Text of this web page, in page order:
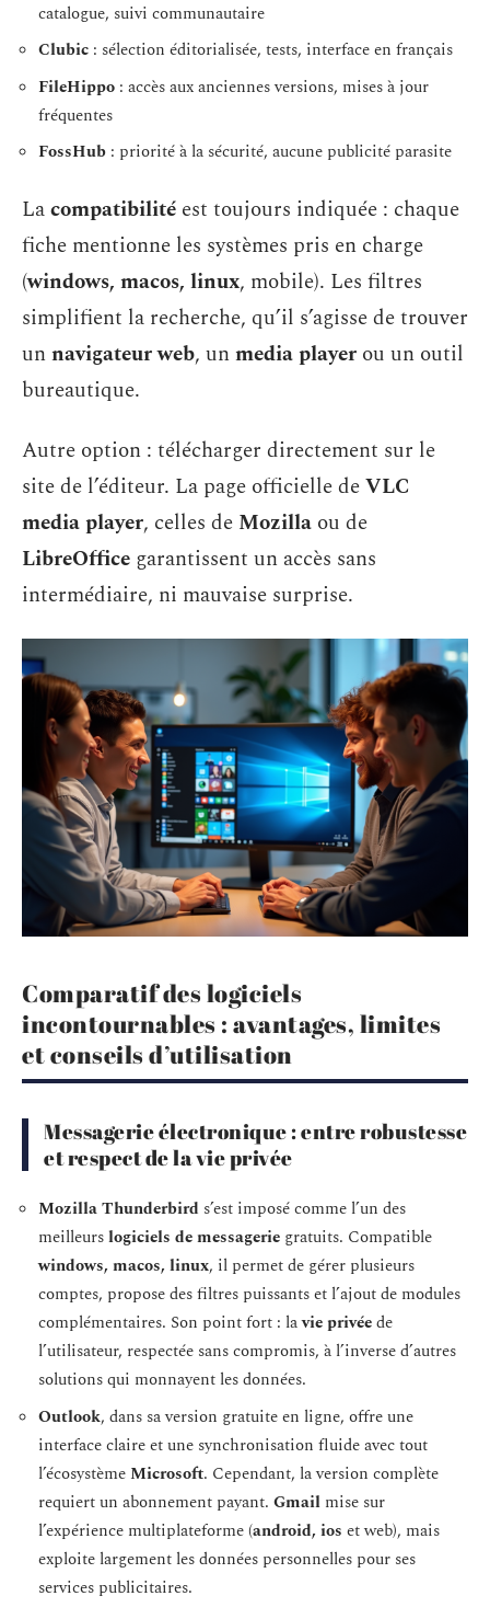
catalogue, suivi communautaire
Clubic : sélection éditorialisée, tests, interface en français
FileHippo : accès aux anciennes versions, mises à jour
fréquentes
FossHub : priorité à la sécurité, aucune publicité parasite
Lacompatibilité est toujours indiquée : chaque
fiche mentionne les systèmes pris en charge
(windows, macos, linux, mobile). Les filtres
simplifient la recherche, qu’il s’agisse de trouver
unnavigateur web, unmedia player ou un outil
bureautique.
Autre option : télécharger directement sur le
site de l’éditeur. La page officielle deVLC
media player, celles de Mozilla ou de
LibreOffice garantissent un accès sans
intermédiaire, ni mauvaise surprise.
Comparatif des logiciels
incontournables : avantages, limites
et conseils d’utilisation
Messagerie électronique : entre robustesse
et respect de la vie privée
Mozilla Thunderbird s’est imposé comme l’un des
meilleurslogiciels de messagerie gratuits. Compatible
windows, macos, linux, il permet de gérer plusieurs
comptes, propose des filtres puissants et l’ajout de modules
complémentaires. Son point fort : lavie privéede
l’utilisateur, respectée sans compromis, à l’inverse d’autres
solutions qui monnayent les données.
Outlook, dans sa version gratuite en ligne, offre une
interface claire et une synchronisation fluide avec tout
l’écosystèmeMicrosoft. Cependant, la version complète
requiert un abonnement payant. Gmail mise sur
l’expérience multiplateforme (android, ios et web), mais
exploite largement les données personnelles pour ses
services publicitaires.